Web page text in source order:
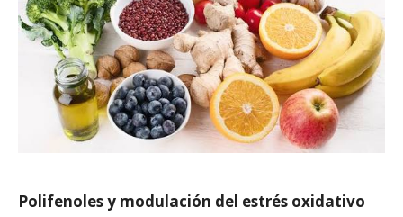
Polifenoles y modulación del estrés oxidativo